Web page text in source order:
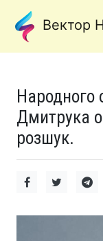
Вектор
Народного
Дмитрука
розшук.